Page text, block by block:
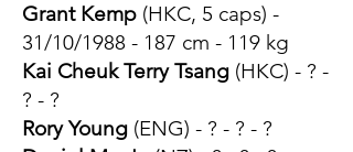
Grant Kemp (HKC, 5 caps) -
31/10/1988 - 187 cm - 119 kg
Kai Cheuk Terry Tsang (HKC) - ? -
? - ?
Rory Young (ENG) - ? - ? - ?